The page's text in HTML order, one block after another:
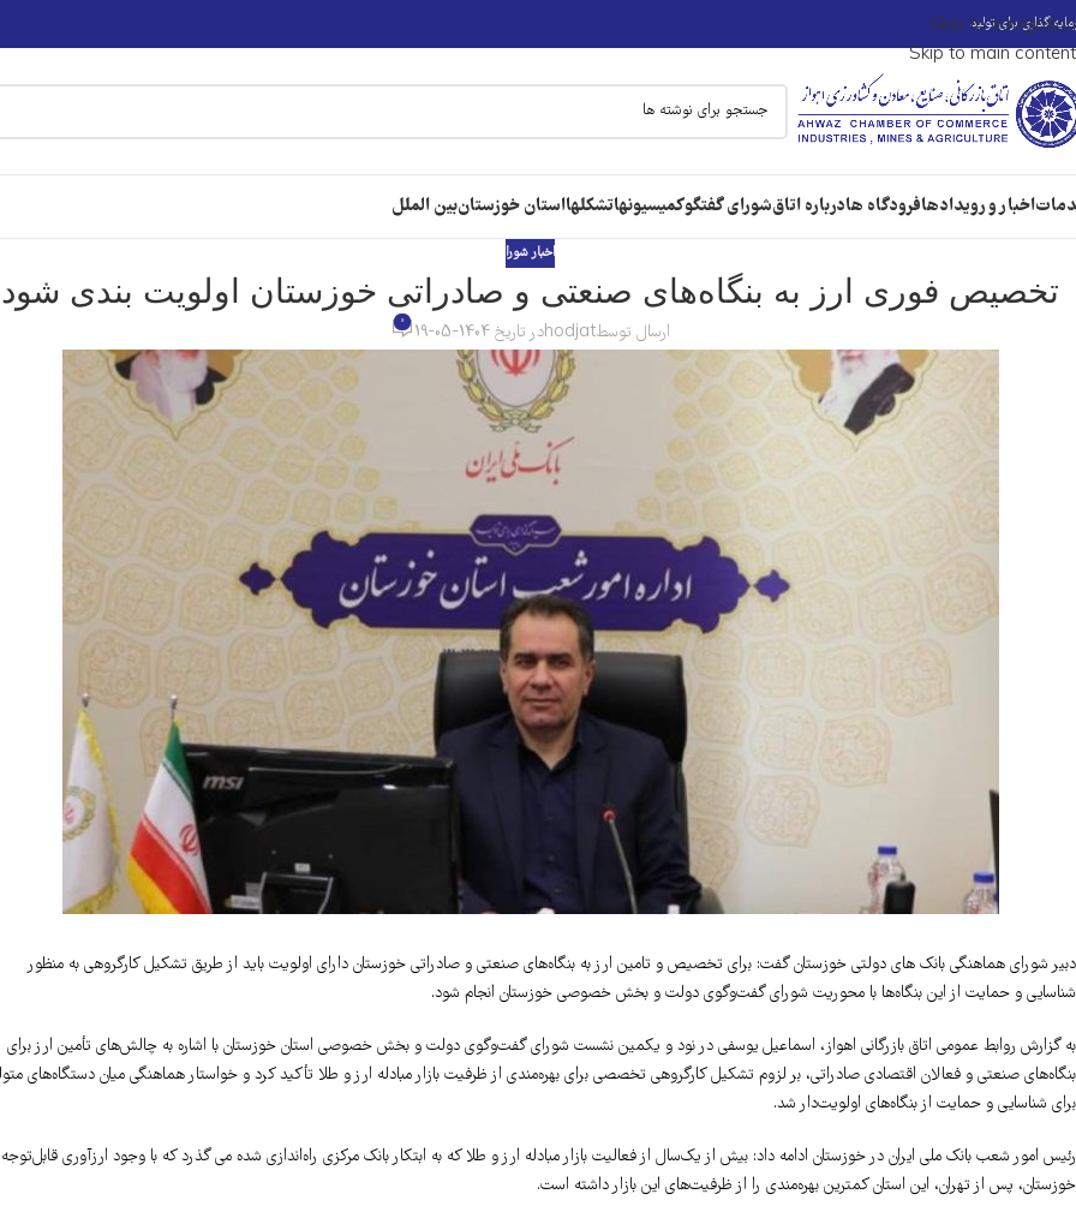
Skip to navigation
Skip to main content
گذاری برای تولید
اخبار و رویدادهافرودگاه هادرباره اتاقشورای گفتگوکمیسیونهاتشکلهااستان خوزستانبین الملل
اخبار شورا
تخصیص فوری ارز به بنگاه‌های صنعتی و صادراتی خوزستان اولویت بندی شود
ارسال توسطhodjatدر تاریخ 1404-05-19 0
دبیر شورای هماهنگی بانک های دولتی خوزستان گفت: برای تخصیص و تامین ارز به بنگاه‌های صنعتی و صادراتی خوزستان دارای اولویت باید از طریق تشکیل کارگروهی به منظور
شناسایی و حمایت از این بنگاه‌ها با محوریت شورای گفت‌وگوی دولت و بخش خصوصی خوزستان انجام شود.
به گزارش روابط عمومی اتاق بازرگانی اهواز، اسماعیل یوسفی در نود و یکمین نشست شورای گفت‌وگوی دولت و بخش خصوصی استان خوزستان با اشاره به چالش‌های تأمین ارز برای
بنگاه‌های صنعتی و فعالان اقتصادی صادراتی، بر لزوم تشکیل کارگروهی تخصصی برای بهره‌مندی از ظرفیت بازار مبادله ارز و طلا تأکید کرد و خواستار هماهنگی میان دستگاه‌های
برای شناسایی و حمایت از بنگاه‌های اولویت‌دار شد.
رئیس امور شعب بانک ملی ایران در خوزستان ادامه داد: بیش از یک‌سال از فعالیت بازار مبادله ارز و طلا که به ابتکار بانک مرکزی راه‌اندازی شده می گذرد که با وجود ارزآوری قابل‌توجه
خوزستان، پس از تهران، این استان کمترین بهره‌مندی را از ظرفیت‌های این بازار داشته است.